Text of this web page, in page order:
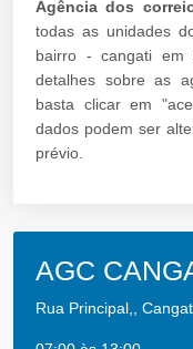
Agência dos
todas as unidades
bairro - cangati em
detalhes sobre as
basta clicar em
dados podem ser
prévio.
AGC
Rua Principal,,